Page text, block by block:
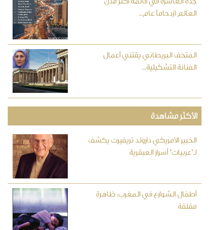
العالم ازدحاماً عام...
المتحف البريطاني يقتني أعمال
الفنانة التشكيلية...
الأكثر مشاهدة
الخبير الأمريكي دارولد تريفيرت يكشف
لـ"عربيات" أسرار العبقرية
أطفال الشوارع في المغرب: ظاهرة
مقلقة